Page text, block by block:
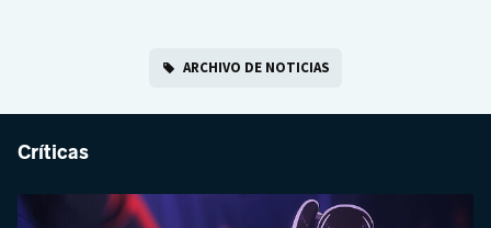
ARCHIVO DE NOTICIAS
Críticas